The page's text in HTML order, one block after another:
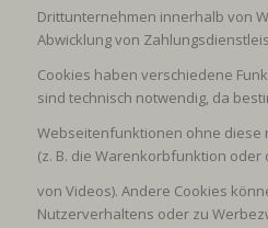
Drittunternehmen innerhalb von
Abwicklung von
Cookies haben verschiedene
sind technisch notwendig, da
Webseitenfunktionen ohne diese
(z. B. die Warenkorbfunktion oder
von Videos). Andere Cookies
Nutzerverhaltens oder zu